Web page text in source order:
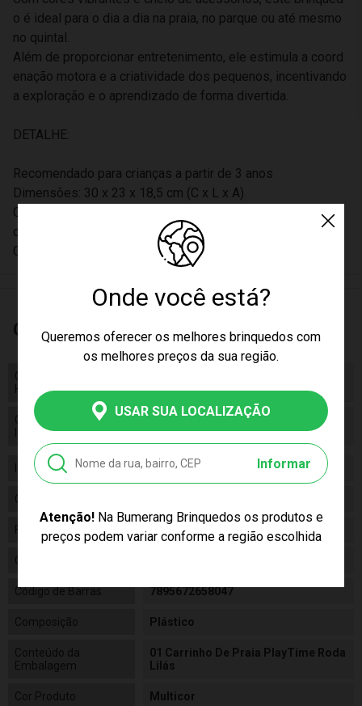
Onde você está?
Queremos oferecer os melhores brinquedos com
os melhores preços da sua região.
USAR SUA LOCALIZAÇÃO
Informar
Atenção!Na Bumerang Brinquedos os produtos e
preços podem variar conforme a região escolhida
o é ideal para o dia a dia na praia, no parque ou até mesmo
no quintal.
Além de proporcionar entretenimento, ele estimula a coord
enação motora e a criatividade dos pequenos, incentivando
a exploração e o aprendizado de forma divertida.
DETALHE:
Recomendado para crianças a partir de 3 anos
Dimensões: 30 x 23 x 18,5 cm (C x L x A)
Contém: 2 forminhas, 1 peneira, 1 pá e 1 carrinho com puxa
dor
CE-BRI/QB 0228 IQB-OCP 006
Características
Código de
Homologação Anatel
Certificado/ Selo
Inmetro
Certificado/ Selo Inmetro CE-BRI/QB
0228 IQB-OCP 006
Idade 03+
Gênero
Fabricante Cotiplás
Código
Código de Barras 7895672658047
Composição Plástico
Conteúdo da
Embalagem
01 Carrinho De Praia PlayTime Roda
Lilás
Cor Produto Multicor